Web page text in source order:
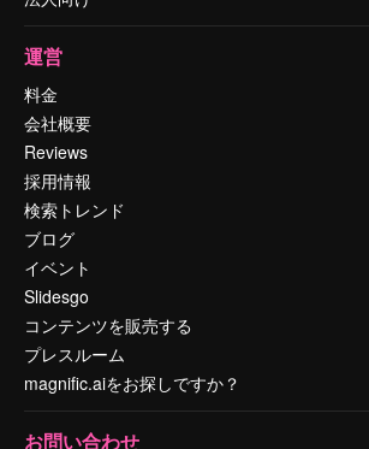
運営
料金
会社概要
Reviews
採用情報
検索トレンド
ブログ
イベント
Slidesgo
コンテンツを販売する
プレスルーム
magnific.aiをお探しですか？
お問い合わせ